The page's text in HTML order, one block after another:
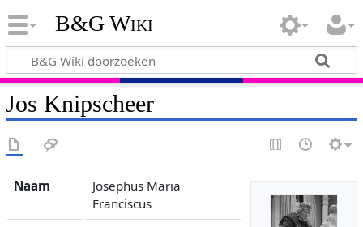
B&G Wiki
Jos Knipscheer
Naam
Josephus Maria
Franciscus